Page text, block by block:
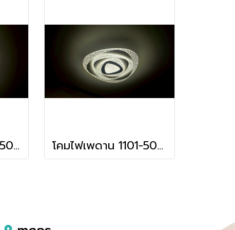
โคมไฟเพดาน 1102-500 LED รับประกัน12เดือน โคมไฟเพดาน 1101-500 LED รับประกัน12เดือน